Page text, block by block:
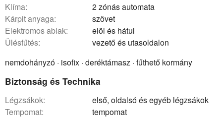
klíma:
2 zónás automata
kárpit anyaga:
szövet
elektromos ablak:
elöl és hátul
ülésfűtés:
vezető és utasoldalon
nemdohányzó · isofix · deréktámasz · fűthető kormány
Biztonság és Technika
légzsákok:
első, oldalsó és egyéb légzsákok
tempomat:
tempomat